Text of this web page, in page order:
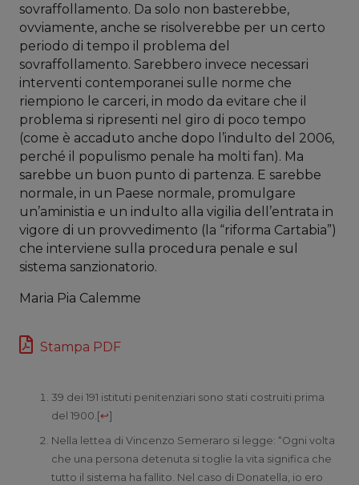
sovraffollamento. Da solo non basterebbe,
ovviamente, anche se risolverebbe per un certo
periodo di tempo il problema del
sovraffollamento. Sarebbero invece necessari
interventi contemporanei sulle norme che
riempiono le carceri, in modo da evitare che il
problema si ripresenti nel giro di poco tempo
(come è accaduto anche dopo l’indulto del 2006,
perché il populismo penale ha molti fan). Ma
sarebbe un buon punto di partenza. E sarebbe
normale, in un Paese normale, promulgare
un’aministia e un indulto alla vigilia dell’entrata in
vigore di un provvedimento (la “riforma Cartabia”)
che interviene sulla procedura penale e sul
sistema sanzionatorio.
Maria Pia Calemme
Stampa PDF
39 dei 191 istituti penitenziari sono stati costruiti prima
del 1900. [↩]
Nella lettea di Vincenzo Semeraro si legge: “Ogni volta
che una persona detenuta si toglie la vita significa che
tutto il sistema ha fallito. Nel caso di Donatella, io ero